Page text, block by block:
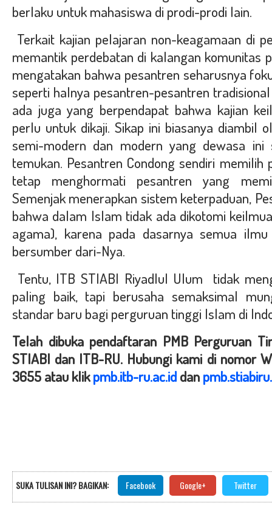
berlaku untuk mahasiswa di prodi-prodi lain.
Terkait kajian pelajaran non-keagamaan di
memantik perdebatan di kalangan komunitas
mengatakan bahwa pesantren seharusnya
seperti halnya pesantren-pesantren
ada juga yang berpendapat bahwa kajian
perlu untuk dikaji. Sikap ini biasanya diambil
semi-modern dan modern yang dewasa
temukan. Pesantren Condong sendiri memilih
tetap menghormati pesantren yang
Semenjak menerapkan sistem keterpaduan,
bahwa dalam Islam tidak ada dikotomi
agama), karena pada dasarnya semua
bersumber dari-Nya.
Tentu, ITB STIABI Riyadlul Ulum tidak
paling baik, tapi berusaha semaksimal
standar baru bagi perguruan tinggi Islam di
Telah dibuka pendaftaran PMB Perguruan
STIABI dan ITB-RU. Hubungi kami di nomor
3655 atau klikpmb.itb-ru.ac.id dan
SUKA TULISAN INI? BAGIKAN: Facebook Google+ Twitter